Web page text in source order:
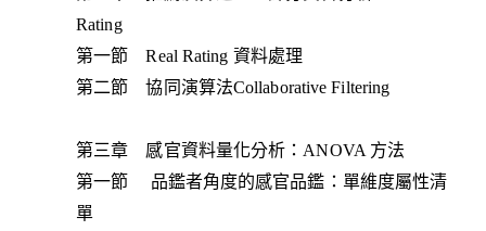
Rating
第一節 Real Rating 資料處理
第二節 協同演算法Collaborative Filtering
第三章 感官資料量化分析：ANOVA 方法
第一節 品鑑者角度的感官品鑑：單維度屬性清
單